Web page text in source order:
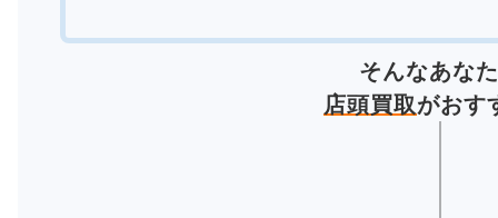
そんなあな
店頭買取がおす